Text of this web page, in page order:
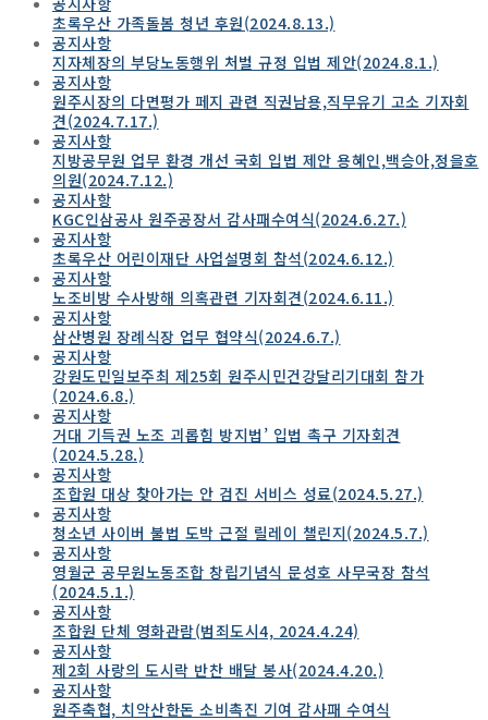
초록우산 가족돌봄 청년 후원(2024.8.13.)
공지사항
지자체장의 부당노동행위 처벌 규정 입법 제안(2024.8.1.)
공지사항
원주시장의 다면평가 페지 관련 직권남용,직무유기 고소 기자회
견(2024.7.17.)
공지사항
지방공무원 업무 환경 개선 국회 입법 제안 용혜인,백승아,정을호
의원(2024.7.12.)
공지사항
KGC인삼공사 원주공장서 감사패수여식(2024.6.27.)
공지사항
초록우산 어린이재단 사업설명회 참석(2024.6.12.)
공지사항
노조비방 수사방해 의혹관련 기자회견(2024.6.11.)
공지사항
삼산병원 장례식장 업무 협약식(2024.6.7.)
공지사항
강원도민일보주최 제25회 원주시민건강달리기대회 참가
(2024.6.8.)
공지사항
거대 기득권 노조 괴롭힘 방지법’ 입법 촉구 기자회견
(2024.5.28.)
공지사항
조합원 대상 찾아가는 안 검진 서비스 성료(2024.5.27.)
공지사항
청소년 사이버 불법 도박 근절 릴레이 챌린지(2024.5.7.)
공지사항
영월군 공무원노동조합 창립기념식 문성호 사무국장 참석
(2024.5.1.)
공지사항
조합원 단체 영화관람(범죄도시4, 2024.4.24)
공지사항
제2회 사랑의 도시락 반찬 배달 봉사(2024.4.20.)
공지사항
원주축협, 치악산한돈 소비촉진 기여 감사패 수여식